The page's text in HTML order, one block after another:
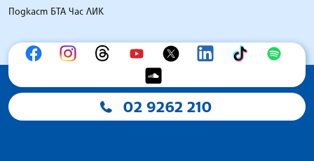
Подкаст БТА Час ЛИК
02 9262 210